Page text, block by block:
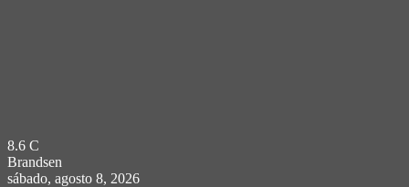
8.6 C
Brandsen
sábado, agosto 8, 2026